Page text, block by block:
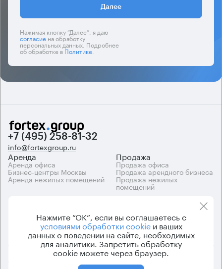
Далее
Нажимая кнопку “Далее”, я даю
согласиена обработку
персональных данных. Подробнее
об обработке вПолитике.
+7 (495) 258-81-32
info@fortexgroup.ru
Аренда
Аренда офиса
Бизнес-центры Москвы
Аренда нежилых помещений
Продажа
Продажа офиса
Продажа арендного бизнеса
Продажа нежилых
помещений
Каталог бизнес-центров О компании
Вакансии
Контакты
© 2026 Fortex.Group. ООО «АРЕНДА ОФИСА», ОГРН 1177746948686,
Нажмите “ОК”, если вы соглашаетесь с
условиями обработки cookieи ваших
данных о поведении на сайте, необходимых
для аналитики. Запретить обработку
cookie можете через браузер.